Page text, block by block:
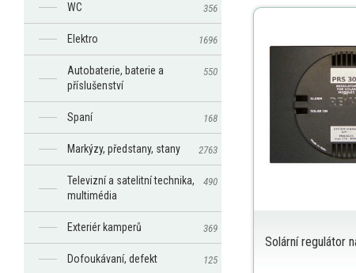
Solární regulátor
WC 356
Elektro 1696
Autobaterie, baterie a
příslušenství
550
Spaní 168
Markýzy, předstany, stany 2763
Televizní a satelitní technika,
multimédia
490
Exteriér kamperů 369
Dofoukávaní, defekt 125